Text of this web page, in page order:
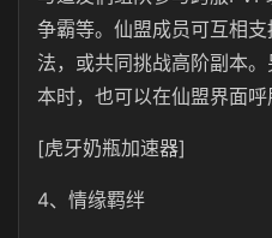
争霸等。仙盟成员可互相
法，或共同挑战高阶副本
本时，也可以在仙盟界面呼
[虎牙奶瓶加速器]
4、情缘羁绊